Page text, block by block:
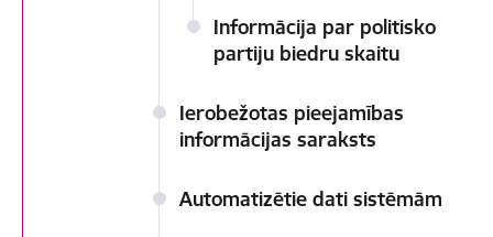
Informācija par politisko
partiju biedru skaitu
Ierobežotas pieejamības
informācijas saraksts
Automatizētie dati sistēmām